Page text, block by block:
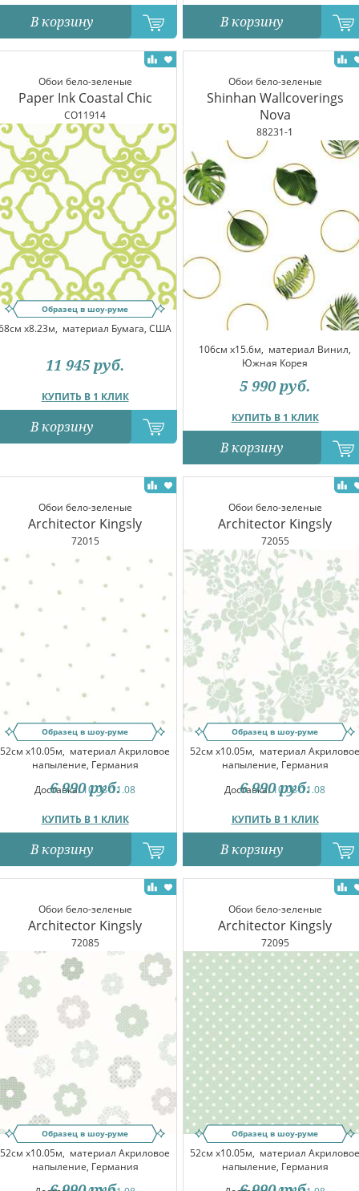
В корзину В корзину
Обои бело-зеленые
Paper Ink Coastal Chic
CO11914
Образец в шоу-руме
x8.23м, материал Бумага, США
КУПИТЬ В 1 КЛИК
11 945 руб.
В корзину
Обои бело-зеленые
Shinhan Wallcoverings
Nova
88231-1
106см x15.6м, материал Винил,
Южная Корея
КУПИТЬ В 1 КЛИК
5 990 руб.
В корзину
Обои бело-зеленые
Architector Kingsly
72015
Образец в шоу-руме
52см x10.05м, материал Акриловое
напыление, Германия
Доставка:10.08-11.08
КУПИТЬ В 1 КЛИК
6 990 руб.
В корзину
Обои бело-зеленые
Architector Kingsly
72055
Образец в шоу-руме
52см x10.05м, материал Акриловое
напыление, Германия
Доставка:10.08-11.08
КУПИТЬ В 1 КЛИК
6 990 руб.
В корзину
Обои бело-зеленые
Architector Kingsly
72085
Образец в шоу-руме
52см x10.05м, материал Акриловое
напыление, Германия
Обои бело-зеленые
Architector Kingsly
72095
Образец в шоу-руме
52см x10.05м, материал Акриловое
напыление, Германия